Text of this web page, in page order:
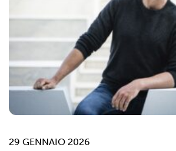
29 GENNAIO 2026